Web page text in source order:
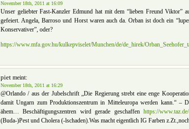
November 18th, 2011 at 16:09
Unser geliebter Fast-Kanzler Edmund hat mit dem “lieben Freund Viktor”
gefeiert. Angela, Barroso und Horst waren auch da. Orban ist doch ein
Konservativer”, oder?
https://www.mfa.gov.hu/kulkepviselet/Munchen/de/de_hirek/
piet meint:
November 18th, 2011 at 16:29
@Orlando / aus der Jubelschrift „Die Regierung strebt eine enge
damit Ungarn zum Produktionszentrum in Mitteleuropa werden kann.“
ähem… Beschäftigungszentren wird gerade geschaffenhttps://
(Buda-)Pest und Cholera (-lschaden).Was macht eigentlich IG Farben